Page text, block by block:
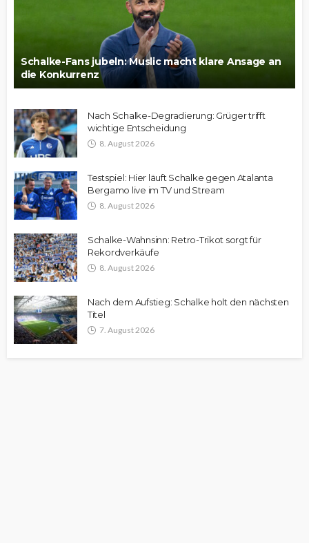
Schalke-Fans jubeln: Muslic macht klare Ansage an
die Konkurrenz
Nach Schalke-Degradierung: Grüger trifft
wichtige Entscheidung
8. August 2026
Testspiel: Hier läuft Schalke gegen Atalanta
Bergamo live im TV und Stream
8. August 2026
Schalke-Wahnsinn: Retro-Trikot sorgt für
Rekordverkäufe
8. August 2026
Nach dem Aufstieg: Schalke holt den nächsten
Titel
7. August 2026